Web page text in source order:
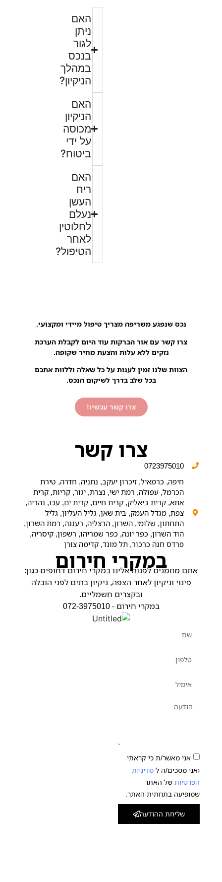
האם
ניתן
לגור
בנכס
במהלך
הניקיון?
האם
הניקיון
מכוסה
על ידי
ביטוח?
האם
ריח
העשן
נעלם
לחלוטין
לאחר
הטיפול?
נכס שנפגע משריפה מצריך טיפול מיידי ומקצועי.
צרו קשר עם אור הברקות עוד היום לקבלת הערכת
נזקים ללא עלות והצעת מחיר שקופה.
הצוות שלנו זמין לענות על כל שאלה וללוות אתכם
בכל שלב בדרך לשיקום הנכס.
צרו קשר עכשיו!
אני מאשר/ת כי קראתי
ואני מסכים/ה ל מדיניות
הפרטיותשל האתר
שמופיעה בתחתית האתר.
שליחת ההודעה
במקרי חירום
אתם מוזמנים לפנות אלינו במקרי חירום דחופים כגון:
פינוי וניקיון לאחר הצפה, ניקיון בתים לפני הובלה
ובקצרים חשמליים.
במקרי חירום - 072-3975010
צרו קשר
0723975010
חיפה, כרמאיל, זיכרון יעקב, נתניה, חדרה, טירת
הכרמל, עפולה, רמת ישי, נצרת, יגור, קריות, קרית
אתא, קרית ביאליק, קרית חיים, קרית ים, עכו, נהריה,
צפת, מגדל העמק, בית שאן, גליל העליון, גליל
התחתון, שלומי, השרון, הרצליה, רעננה, רמת השרון,
הוד השרון, כפר יונה, כפר שמריהו, רשפון, קיסריה,
פרדס חנה כרכור, תל מונד, קדימה צורן